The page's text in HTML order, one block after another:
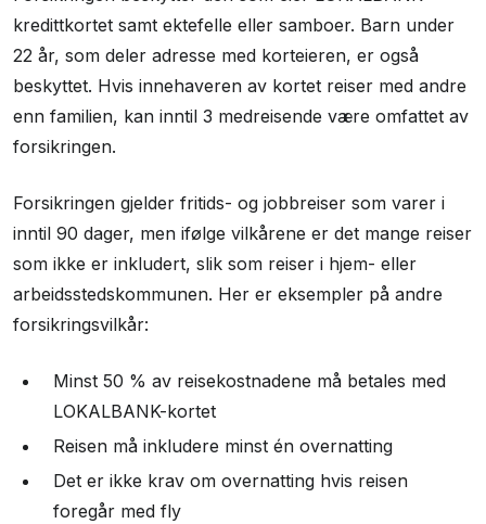
kredittkortet samt ektefelle eller samboer. Barn under
22 år, som deler adresse med korteieren, er også
beskyttet. Hvis innehaveren av kortet reiser med andre
enn familien, kan inntil 3 medreisende være omfattet av
forsikringen.
Forsikringen gjelder fritids- og jobbreiser som varer i
inntil 90 dager, men ifølge vilkårene er det mange reiser
som ikke er inkludert, slik som reiser i hjem- eller
arbeidsstedskommunen. Her er eksempler på andre
forsikringsvilkår:
Minst 50 % av reisekostnadene må betales med
LOKALBANK-kortet
Reisen må inkludere minst én overnatting
Det er ikke krav om overnatting hvis reisen
foregår med fly